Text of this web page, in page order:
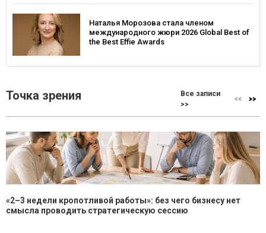
Наталья Морозова стала членом
международного жюри 2026 Global Best of
the Best Effie Awards
Точка зрения
Все записи
>>
«2–3 недели кропотливой работы»: без чего бизнесу нет
смысла проводить стратегическую сессию